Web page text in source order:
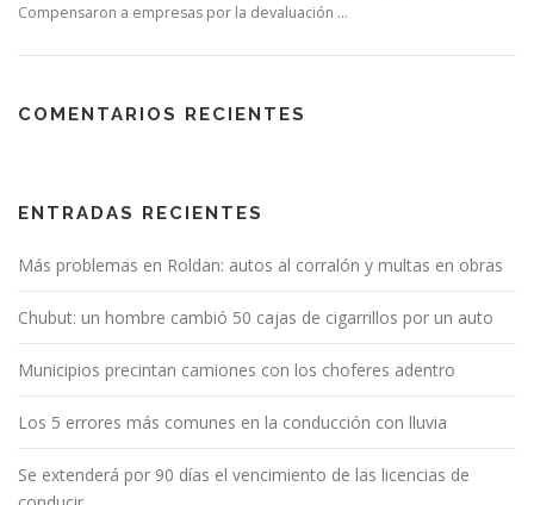
Compensaron a empresas por la devaluación …
COMENTARIOS RECIENTES
ENTRADAS RECIENTES
Más problemas en Roldan: autos al corralón y multas en obras
Chubut: un hombre cambió 50 cajas de cigarrillos por un auto
Municipios precintan camiones con los choferes adentro
Los 5 errores más comunes en la conducción con lluvia
Se extenderá por 90 días el vencimiento de las licencias de